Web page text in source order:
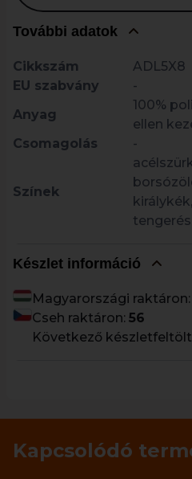
További adatok
Cikkszám
ADL5X8
EU szabvány
-
Anyag
100%
ellen
Csomagolás
-
Színek
Készlet információ
Magyarországi raktáron:
Cseh raktáron: 56
Következő
Kapcsolódó